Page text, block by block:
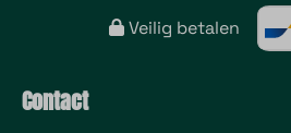
Veilig betalen
Contact